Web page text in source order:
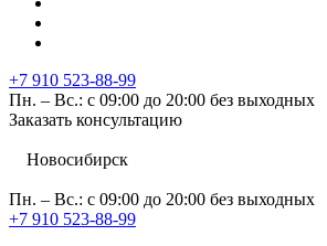
+7 910 523-88-99
Пн. – Вс.: с 09:00 до 20:00 без выходных
Заказать консультацию
Новосибирск
Пн. – Вс.: с 09:00 до 20:00 без выходных
+7 910 523-88-99